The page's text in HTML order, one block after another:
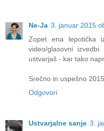
Ne-Ja 3. januar 2015
Zopet ena lepotička
video/glasovni
ustvarjaš - kar tako
Srečno in uspešno
Odgovori
Ustvarjalne sanje 3.